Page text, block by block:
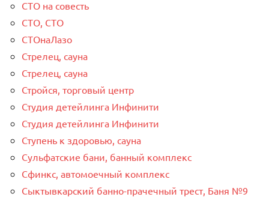
СТО на совесть
СТО, СТО
СТОнаЛазо
Стрелец, сауна
Стрелец, сауна
Стройся, торговый центр
Студия детейлинга Инфинити
Студия детейлинга Инфинити
Ступень к здоровью, сауна
Сульфатские бани, банный комплекс
Сфинкс, автомоечный комплекс
Сыктывкарский банно-прачечный трест, Баня №9